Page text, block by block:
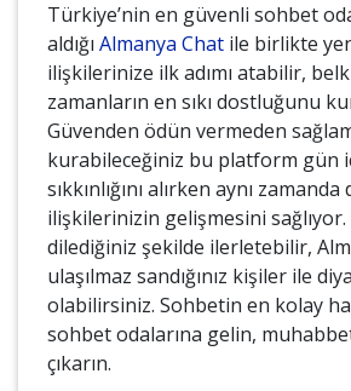
Türkiye’nin en güvenli sohbet
aldığı Almanya Chat ile birlikte
ilişkilerinize ilk adımı atabilir,
zamanların en sıkı dostluğunu
Güvenden ödün vermeden
kurabileceğiniz bu platform gün
sıkkınlığını alırken aynı
ilişkilerinizin gelişmesini
dilediğiniz şekilde ilerletebilir,
ulaşılmaz sandığınız kişiler ile
olabilirsiniz. Sohbetin en kolay
sohbet odalarına gelin,
çıkarın.